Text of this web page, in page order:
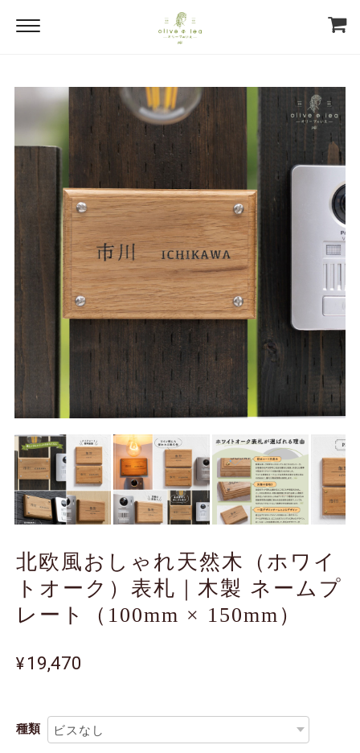
北欧風おしゃれ天然木（ホワイ
トオーク）表札｜木製 ネームプ
レート（100mm × 150mm）
¥19,470
種類